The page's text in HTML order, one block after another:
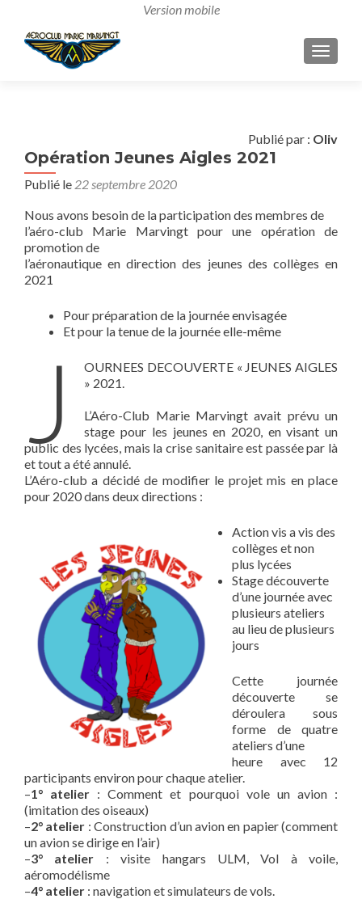
Publié par : Oliv
Opération Jeunes Aigles 2021
Publié le 22 septembre 2020
Nous avons besoin de la participation des membres de
l’aéro-club Marie Marvingt pour une opération de
promotion de
l’aéronautique en direction des jeunes des collèges en
2021
Pour préparation de la journée envisagée
Et pour la tenue de la journée elle-même
J
OURNEES DECOUVERTE « JEUNES AIGLES
» 2021.
L’Aéro-Club Marie Marvingt avait prévu un
stage pour les jeunes en 2020, en visant un
public des lycées, mais la crise sanitaire est passée par là
et tout a été annulé.
L’Aéro-club a décidé de modifier le projet mis en place
pour 2020 dans deux directions :
Action vis a vis des
collèges et non
plus lycées
Stage découverte
d’une journée avec
plusieurs ateliers
au lieu de plusieurs
jours
Cette journée
découverte se
déroulera sous
forme de quatre
ateliers d’une
heure avec 12
participants environ pour chaque atelier.
–1° atelier : Comment et pourquoi vole un avion :
(imitation des oiseaux)
–2° atelier : Construction d’un avion en papier (comment
un avion se dirige en l’air)
–3° atelier : visite hangars ULM, Vol à voile,
aéromodélisme
–4° atelier : navigation et simulateurs de vols.